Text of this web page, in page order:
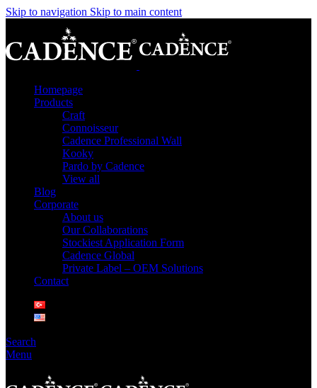
Skip to navigation Skip to main content
Homepage
Products
Craft
Connoisseur
Cadence Professional Wall
Kooky
Pardo by Cadence
View all
Blog
Corporate
About us
Our Collaborations
Stockiest Application Form
Cadence Global
Private Label – OEM Solutions
Contact
Search
Menu